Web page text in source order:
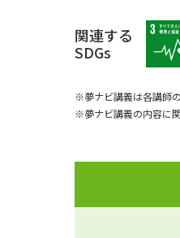
関連する
SDGs
※夢ナビ講義は各講師
※夢ナビ講義の内容に